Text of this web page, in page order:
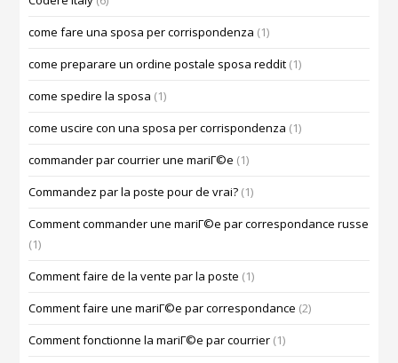
come fare una sposa per corrispondenza (1)
come preparare un ordine postale sposa reddit (1)
come spedire la sposa (1)
come uscire con una sposa per corrispondenza (1)
commander par courrier une mariГ©e (1)
Commandez par la poste pour de vrai? (1)
Comment commander une mariГ©e par correspondance russe
(1)
Comment faire de la vente par la poste (1)
Comment faire une mariГ©e par correspondance (2)
Comment fonctionne la mariГ©e par courrier (1)